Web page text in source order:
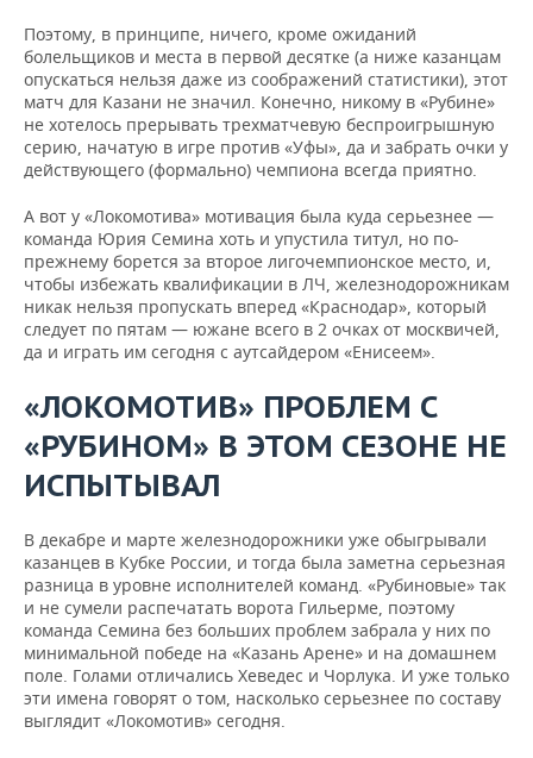
Поэтому, в принципе, ничего, кроме ожиданий
болельщиков и места в первой десятке (а ниже казанцам
опускаться нельзя даже из соображений статистики), этот
матч для Казани не значил. Конечно, никому в «Рубине»
не хотелось прерывать трехматчевую беспроигрышную
серию, начатую в игре против «Уфы», да и забрать очки у
действующего (формально) чемпиона всегда приятно.
А вот у «Локомотива» мотивация была куда серьезнее —
команда Юрия Семина хоть и упустила титул, но по-
прежнему борется за второе лигочемпионское место, и,
чтобы избежать квалификации в ЛЧ, железнодорожникам
никак нельзя пропускать вперед «Краснодар», который
следует по пятам — южане всего в 2 очках от москвичей,
да и играть им сегодня с аутсайдером «Енисеем».
«ЛОКОМОТИВ» ПРОБЛЕМ С
«РУБИНОМ» В ЭТОМ СЕЗОНЕ НЕ
ИСПЫТЫВАЛ
В декабре и марте железнодорожники уже обыгрывали
казанцев в Кубке России, и тогда была заметна серьезная
разница в уровне исполнителей команд. «Рубиновые» так
и не сумели распечатать ворота Гильерме, поэтому
команда Семина без больших проблем забрала у них по
минимальной победе на «Казань Арене» и на домашнем
поле. Голами отличались Хеведес и Чорлука. И уже только
эти имена говорят о том, насколько серьезнее по составу
выглядит «Локомотив» сегодня.